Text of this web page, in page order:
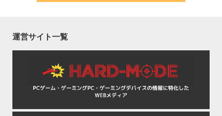
運営サイト一覧